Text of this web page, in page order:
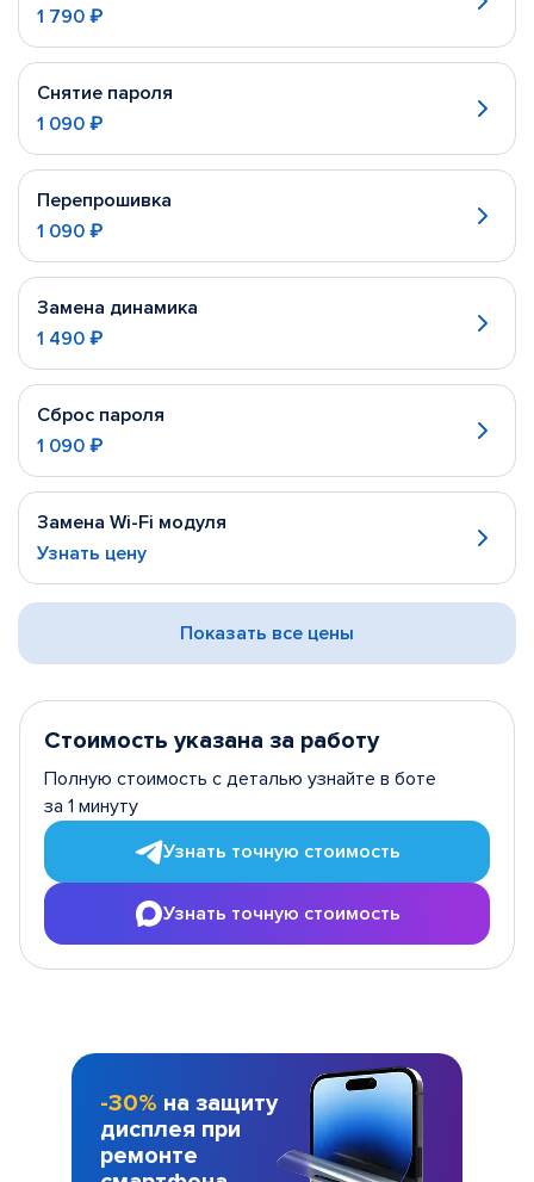
1 790 ₽
Снятие пароля
1 090 ₽
Перепрошивка
1 090 ₽
Замена динамика
1 490 ₽
Сброс пароля
1 090 ₽
Замена Wi-Fi модуля
Узнать цену
Показать все цены
Стоимость указана за работу
Полную стоимость с деталью узнайте в боте
за 1 минуту
Узнать точную стоимость
Узнать точную стоимость
-30% на защиту
дисплея при
ремонте